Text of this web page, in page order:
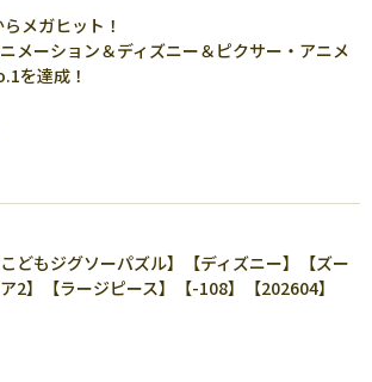
メガヒット！
メーション＆ディズニー＆ピクサー・アニメ
を達成！
どもジグソーパズル】【ディズニー】【ズー
2】【ラージピース】【-108】【202604】